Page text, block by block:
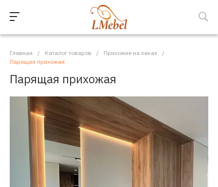
Главная / Каталог товаров / Прихожие на заказ
/
Парящая прихожая
Парящая прихожая